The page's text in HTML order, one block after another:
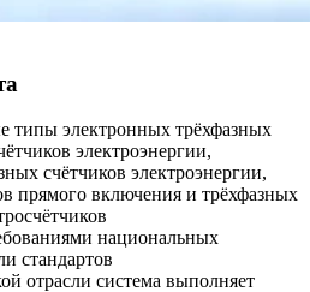
типы электронных трёхфазных
электроэнергии,
счётчиков электроэнергии,
прямого включения и трёхфазных
национальных
стандартов
отрасли система выполняет